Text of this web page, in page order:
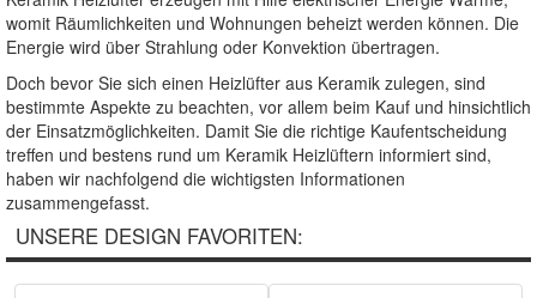
womit Räumlichkeiten und Wohnungen beheizt werden können. Die
Energie wird über Strahlung oder Konvektion übertragen.
Doch bevor Sie sich einen Heizlüfter aus Keramik zulegen, sind
bestimmte Aspekte zu beachten, vor allem beim Kauf und hinsichtlich
der Einsatzmöglichkeiten. Damit Sie die richtige Kaufentscheidung
treffen und bestens rund um Keramik Heizlüftern informiert sind,
haben wir nachfolgend die wichtigsten Informationen
zusammengefasst.
UNSERE DESIGN FAVORITEN: